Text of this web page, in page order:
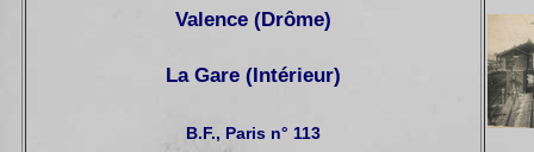
Valence (Drôme)
La Gare (Intérieur)
B.F., Paris n° 113